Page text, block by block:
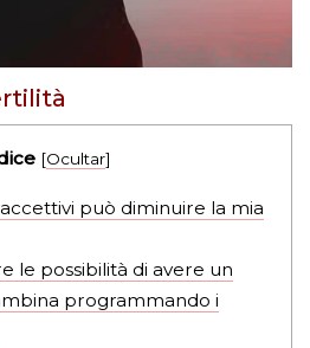
[Ocultar]
può diminuire la mia
le possibilità di avere un
programmando i